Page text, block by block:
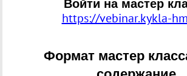
Войти на мастер
https://vebinar.kykla-
Формат мастер